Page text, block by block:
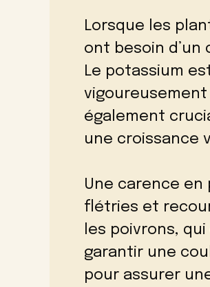
Lorsque les
ont besoin
Le potassium
vigoureusement
également
une croissance
Une carence
flétries et
les poivrons,
garantir une
pour assurer